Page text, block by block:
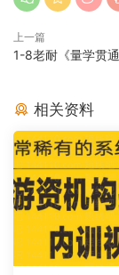
上一篇
1-8老耐《量学贯
相关资料